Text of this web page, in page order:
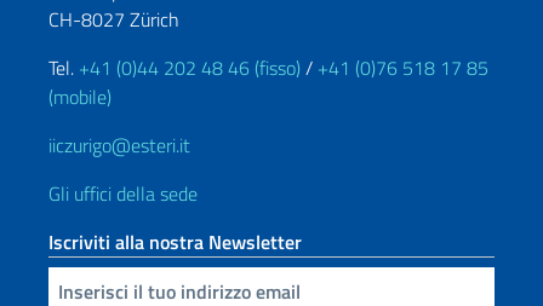
CH-8027 Zürich
Tel. +41 (0)44 202 48 46 (fisso) / +41 (0)76 518 17 85
(mobile)
iiczurigo@esteri.it
Gli uffici della sede
Iscriviti alla nostra Newsletter
Inserisci la tua email